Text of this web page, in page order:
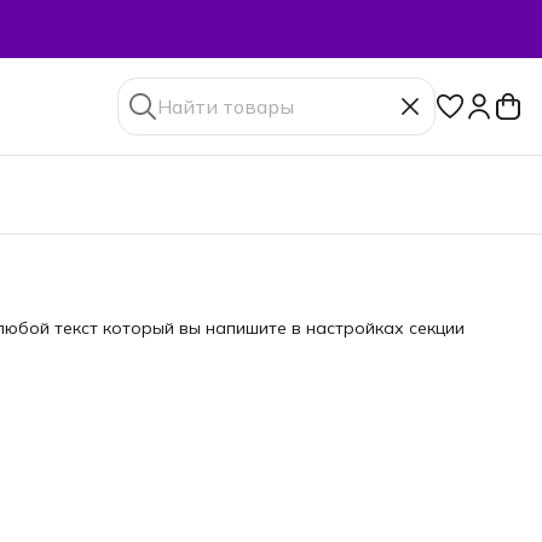
текст который вы напишите в настройках секции